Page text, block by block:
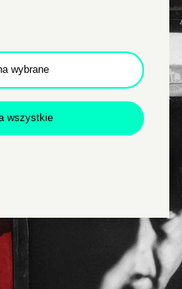
popup
newslettera
wybrane
wszystkie